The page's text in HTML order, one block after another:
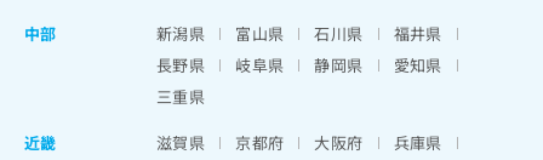
中部
新潟県 富山県 石川県
福井県
長野県
岐阜県 静岡県
愛知県
三重県
近畿
滋賀県 京都府 大阪府
兵庫県